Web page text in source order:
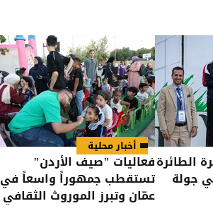
الطائرة
جولة
أخبار محلية
فعاليات "صيف الأردن"
تستقطب جمهوراً واسعاً في
عمّان وتبرز الموروث الثقافي